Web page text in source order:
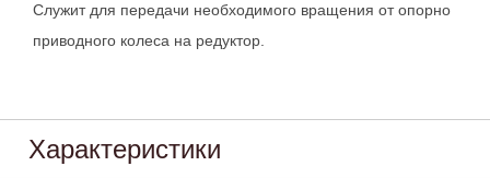
Служит для передачи необходимого вращения от опорно
приводного колеса на редуктор.
Характеристики